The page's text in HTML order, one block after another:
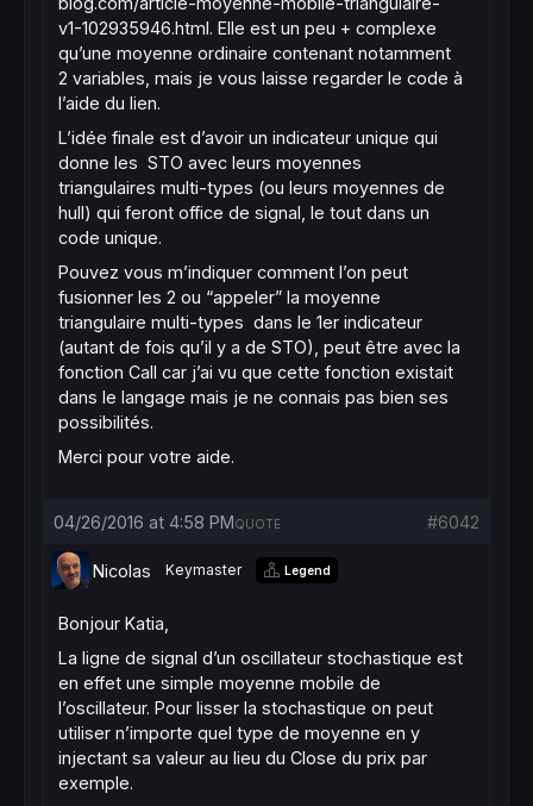
v1-102935946.html. Elle est un peu + complexe
qu’une moyenne ordinaire contenant notamment
2 variables, mais je vous laisse regarder le code à
l’aide du lien.
L’idée finale est d’avoir un indicateur unique qui
donne les STO avec leurs moyennes
triangulaires multi-types (ou leurs moyennes de
hull) qui feront office de signal, le tout dans un
code unique.
Pouvez vous m’indiquer comment l’on peut
fusionner les 2 ou “appeler” la moyenne
triangulaire multi-types dans le 1er indicateur
(autant de fois qu’il y a de STO), peut être avec la
fonction Call car j’ai vu que cette fonction existait
dans le langage mais je ne connais pas bien ses
possibilités.
Merci pour votre aide.
04/26/2016 at 4:58 PM #6042
QUOTE
Nicolas Keymaster Legend
Bonjour Katia,
La ligne de signal d’un oscillateur stochastique est
en effet une simple moyenne mobile de
l’oscillateur. Pour lisser la stochastique on peut
utiliser n’importe quel type de moyenne en y
injectant sa valeur au lieu du Close du prix par
exemple.